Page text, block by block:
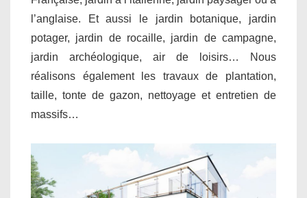
l’anglaise. Et aussi le jardin botanique, jardin
potager, jardin de rocaille, jardin de campagne,
jardin archéologique, air de loisirs… Nous
réalisons également les travaux de plantation,
taille, tonte de gazon, nettoyage et entretien de
massifs…